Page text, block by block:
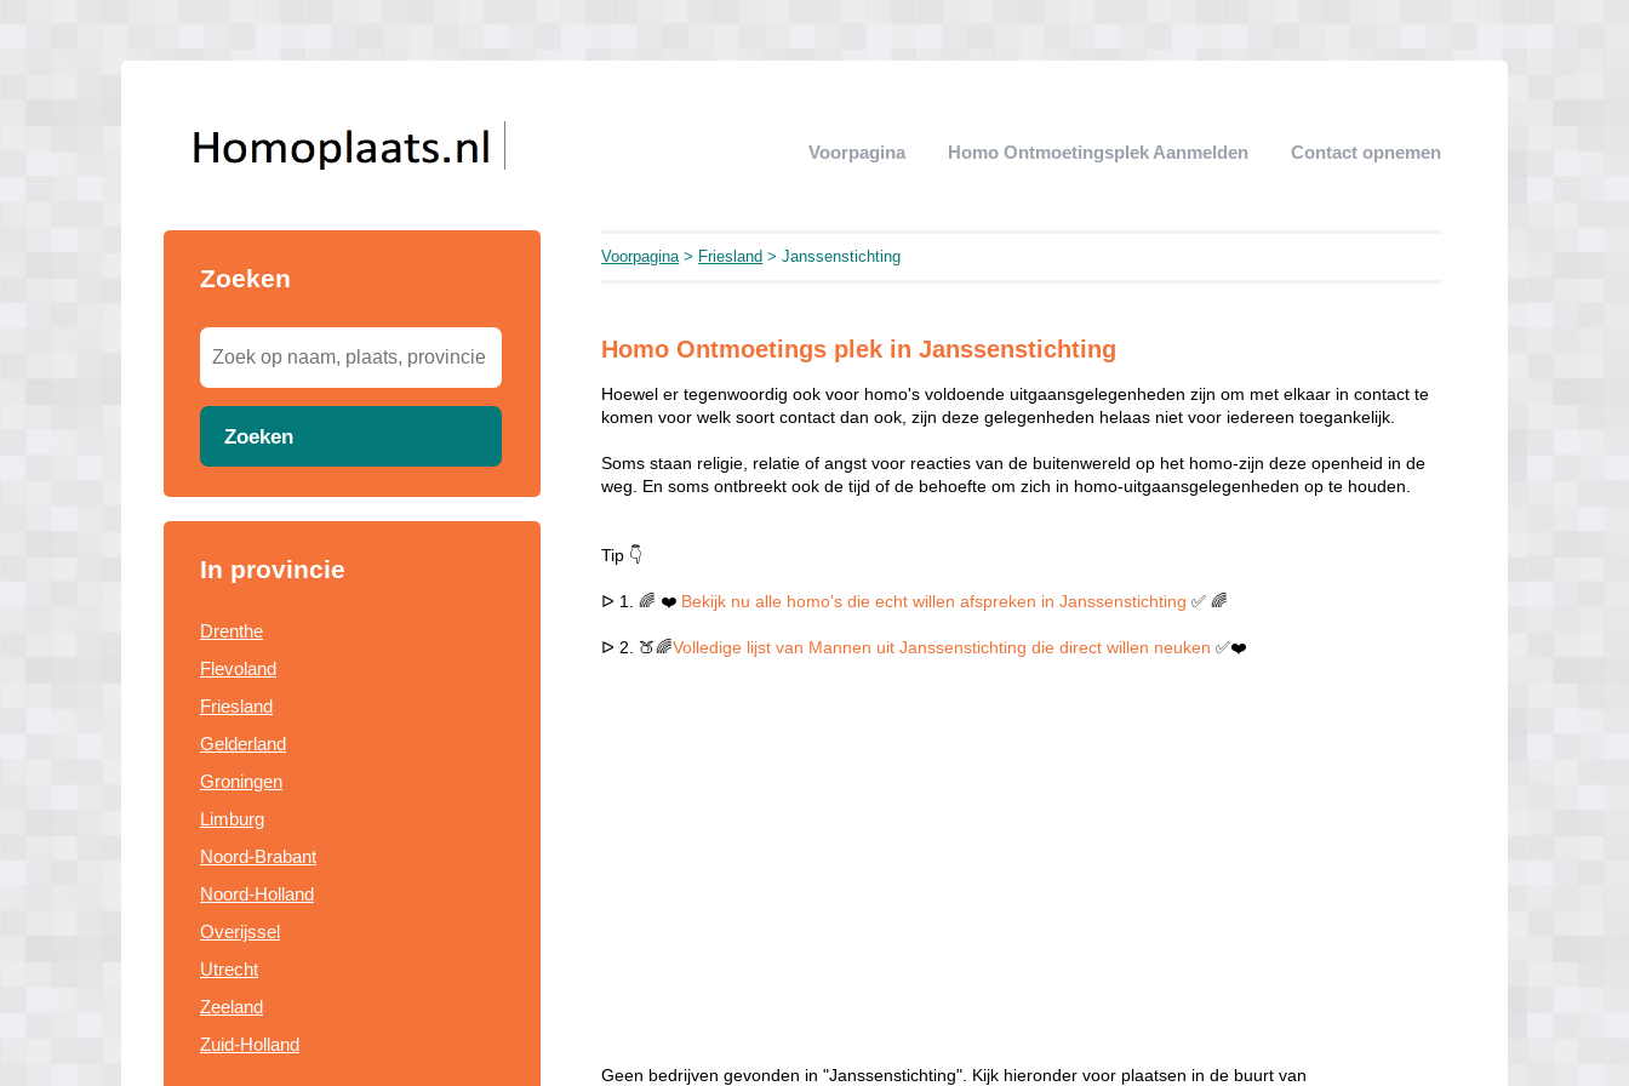
Voorpagina Homo Ontmoetingsplek Aanmelden Contact opnemen
Zoeken
Zoeken
In provincie
Drenthe
Flevoland
Friesland
Gelderland
Groningen
Limburg
Noord-Brabant
Noord-Holland
Overijssel
Utrecht
Zeeland
Zuid-Holland
Voorpagina> Friesland > Janssenstichting
Homo Ontmoetings plek in Janssenstichting
Hoewel er tegenwoordig ook voor homo's voldoende uitgaansgelegenheden zijn om met elkaar in contact te
komen voor welk soort contact dan ook, zijn deze gelegenheden helaas niet voor iedereen toegankelijk.
Soms staan religie, relatie of angst voor reacties van de buitenwereld op het homo-zijn deze openheid in de
weg. En soms ontbreekt ook de tijd of de behoefte om zich in homo-uitgaansgelegenheden op te houden.
Tip 👇
ᐅ 1. 🌈 ❤️ Bekijk nu alle homo's die echt willen afspreken in Janssenstichting ✅ 🌈
ᐅ 2. 🍑🌈Volledige lijst van Mannen uit Janssenstichting die direct willen neuken✅❤️
Geen bedrijven gevonden in "Janssenstichting". Kijk hieronder voor plaatsen in de buurt van